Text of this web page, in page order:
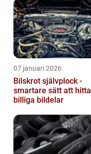
07 januari 2026
Bilskrot självplock -
smartare sätt att hitta
billiga bildelar